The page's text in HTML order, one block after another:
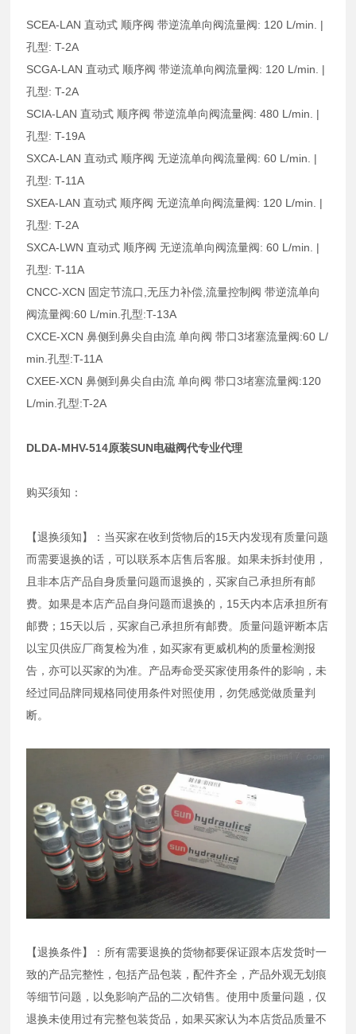
SCEA-LAN 直动式 顺序阀 带逆流单向阀流量阀: 120 L/min. |
孔型: T-2A
SCGA-LAN 直动式 顺序阀 带逆流单向阀流量阀: 120 L/min. |
孔型: T-2A
SCIA-LAN 直动式 顺序阀 带逆流单向阀流量阀: 480 L/min. |
孔型: T-19A
SXCA-LAN 直动式 顺序阀 无逆流单向阀流量阀: 60 L/min. |
孔型: T-11A
SXEA-LAN 直动式 顺序阀 无逆流单向阀流量阀: 120 L/min. |
孔型: T-2A
SXCA-LWN 直动式 顺序阀 无逆流单向阀流量阀: 60 L/min. |
孔型: T-11A
CNCC-XCN 固定节流口,无压力补偿,流量控制阀 带逆流单向
阀流量阀:60 L/min.孔型:T-13A
CXCE-XCN 鼻侧到鼻尖自由流 单向阀 带口3堵塞流量阀:60 L/
min.孔型:T-11A
CXEE-XCN 鼻侧到鼻尖自由流 单向阀 带口3堵塞流量阀:120
L/min.孔型:T-2A
DLDA-MHV-514原装SUN电磁阀代专业代理
购买须知：
【退换须知】：当买家在收到货物后的15天内发现有质量问题
而需要退换的话，可以联系本店售后客服。如果未拆封使用，
且非本店产品自身质量问题而退换的，买家自己承担所有邮
费。如果是本店产品自身问题而退换的，15天内本店承担所有
邮费；15天以后，买家自己承担所有邮费。质量问题评断本店
以宝贝供应厂商复检为准，如买家有更威机构的质量检测报
告，亦可以买家的为准。产品寿命受买家使用条件的影响，未
经过同品牌同规格同使用条件对照使用，勿凭感觉做质量判
断。
【退换条件】：所有需要退换的货物都要保证跟本店发货时一
致的产品完整性，包括产品包装，配件齐全，产品外观无划痕
等细节问题，以免影响产品的二次销售。使用中质量问题，仅
退换未使用过有完整包装货品，如果买家认为本店货品质量不